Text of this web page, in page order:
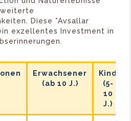
Diese *Avsallar
exzellentes Investment in
Erwachsener
(ab 10 J.)
Kind
(5-
10
J.)